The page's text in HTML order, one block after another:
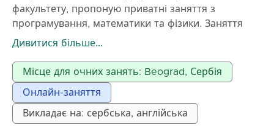
факультету, пропоную приватні заняття з
програмування, математики та фізики. Заняття
можуть проходити онлайн або в режимі офлайн,
Дивитися більше...
Місце для очних занять: Beograd, Сербія
Онлайн-заняття
Викладає на: сербська, англійська